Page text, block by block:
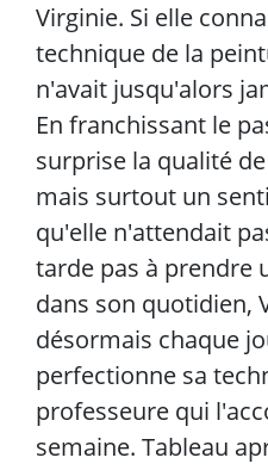
Virginie. Si elle
technique de la
n'avait jusqu'alors
En franchissant le
surprise la qualité
mais surtout un
qu'elle n'attendait
tarde pas à prendre
dans son quotidien,
désormais chaque
perfectionne sa
professeure qui
semaine. Tableau